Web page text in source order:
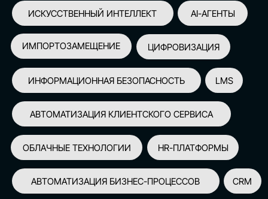
НЕЙРОСЕТИ ДЛЯ БИЗНЕСА
КЭДО АВТОМАТИЗАЦИЯ HR
АВТОМАТИЗАЦИЯ МАРКЕТИНГА И ПРОДАЖ
AI-АССИСТЕНТЫ
СПИКЕРОВ
150+
ПАРТНЕРОВ
100+